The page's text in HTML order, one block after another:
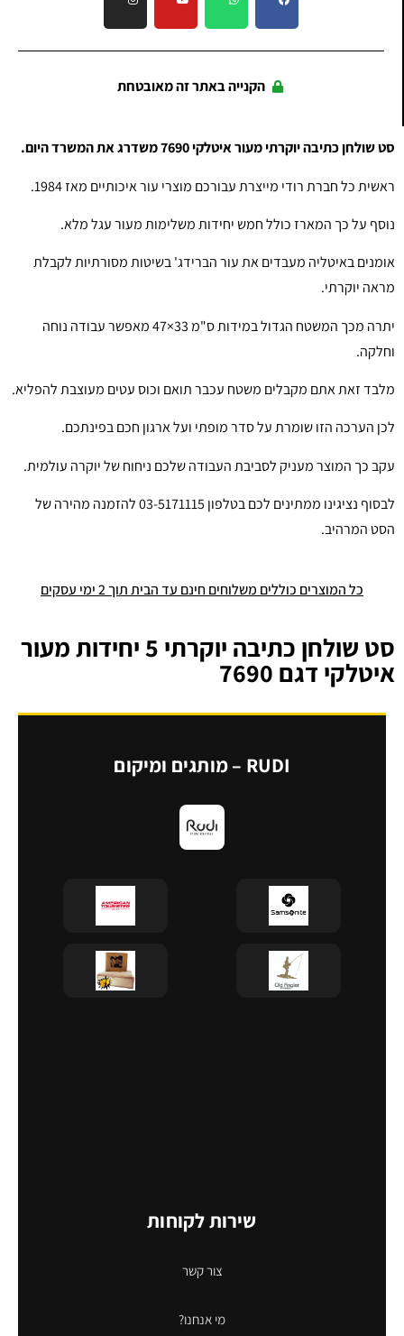
הקנייה באתר זה מאובטחת
סט שולחן כתיבה יוקרתי מעור איטלקי 7690 משדרג את המשרד היום.
ראשית כל חברת רודי מייצרת עבורכם מוצרי עור איכותיים מאז 1984.
נוסף על כך המארז כולל חמש יחידות משלימות מעור עגל מלא.
אומנים באיטליה מעבדים את עור הברידג' בשיטות מסורתיות לקבלת
מראה יוקרתי.
יתרה מכך המשטח הגדול במידות47×33 ס"מ
מאפשר עבודה נוחה
וחלקה.
מלבד זאת אתם מקבלים משטח עכבר תואם וכוס עטים מעוצבת להפליא.
לכן הערכה הזו שומרת על סדר מופתי ועל ארגון חכם בפינתכם.
עקב כך המוצר מעניק לסביבת העבודה שלכם ניחוח של יוקרה עולמית.
לבסוף נציגינו ממתינים לכם בטלפון 03-5171115 להזמנה מהירה של
הסט המרהיב.
כל המוצרים כוללים משלוחים חינם עד הבית תוך 2 ימי עסקים
סט שולחן כתיבה יוקרתי 5 יחידות מעור
איטלקי דגם 7690
RUDI – מותגים ומיקום
שירות לקוחות
צור קשר
מי אנחנו?